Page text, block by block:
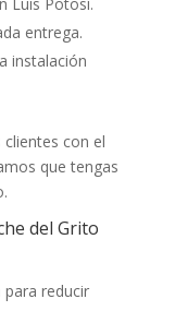
entrega.
instalación
con el
que tengas
del Grito
reducir